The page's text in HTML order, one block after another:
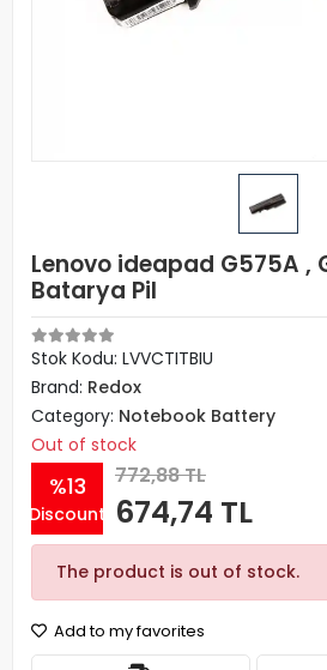
Lenovo ideapad G575A ,
Batarya Pil
Stok Kodu: LVVCTITBIU
Brand: Redox
Category: Notebook Battery
Out of stock
%13
Discount
772,88 TL
674,74 TL
The product is out of stock.
Add to my favorites